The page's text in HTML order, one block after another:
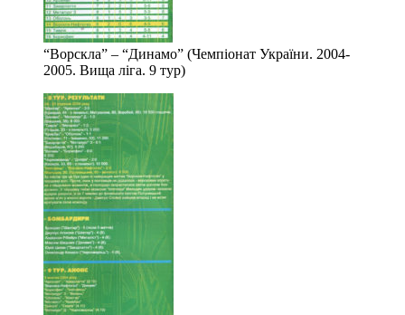
“Ворскла” – “Динамо” (Чемпіонат України. 2004-
2005. Вища ліга. 9 тур)